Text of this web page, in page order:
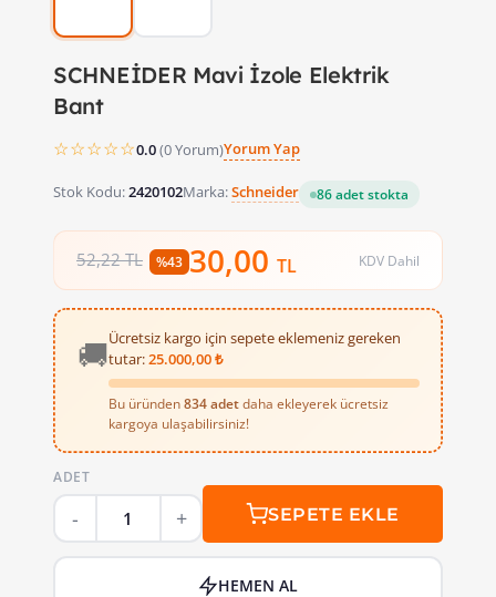
SCHNEİDER Mavi İzole Elektrik
Bant
☆☆☆☆☆0.0(0 Yorum)Yorum Yap
Stok Kodu:2420102Marka:Schneider 86 adet stokta
52,22 TL %43 30,00 TL KDV Dahil
🚚Ücretsiz kargo için sepete eklemeniz gereken
tutar:25.000,00 ₺
Bu üründen 834 adetdaha ekleyerek ücretsiz
kargoya ulaşabilirsiniz!
Schneider Mavi Elektrik İzolasyon Bant, elektrik
ADET
SEPETE EKLE
HEMEN AL